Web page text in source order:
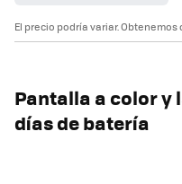
El precio podría variar.
Pantalla a color y
días de batería